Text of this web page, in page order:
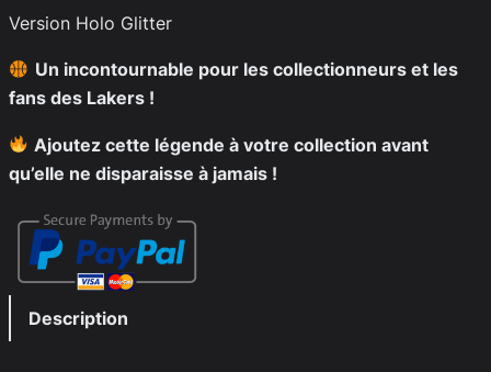
Kobe
Version Holo Glitter
Un incontournable pour les collectionneurs et les
fans des Lakers !
Ajoutez cette légende à votre collection avant
qu’elle ne disparaisse à jamais !
Description